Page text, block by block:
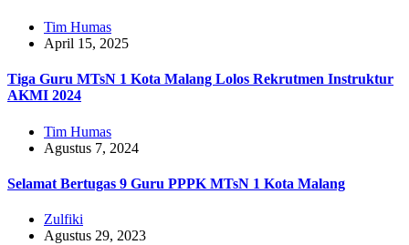
Tim Humas
April 15, 2025
Tiga Guru MTsN 1 Kota Malang Lolos Rekrutmen Instruktur
AKMI 2024
Tim Humas
Agustus 7, 2024
Selamat Bertugas 9 Guru PPPK MTsN 1 Kota Malang
Zulfiki
Agustus 29, 2023